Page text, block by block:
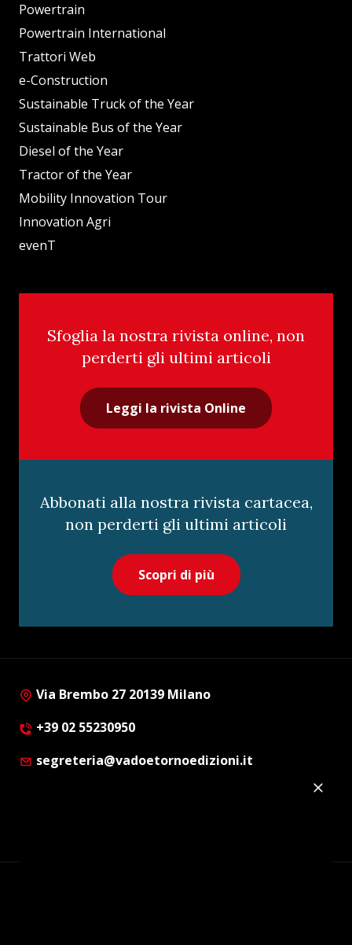
Powertrain
Powertrain International
Trattori Web
e-Construction
Sustainable Truck of the Year
Sustainable Bus of the Year
Diesel of the Year
Tractor of the Year
Mobility Innovation Tour
Innovation Agri
evenT
Sfoglia la nostra rivista online, non
perderti gli ultimi articoli
Leggi la rivista Online
Abbonati alla nostra rivista cartacea,
non perderti gli ultimi articoli
Scopri di più
Via Brembo 27 20139 Milano
+39 02 55230950
segreteria@vadoetornoedizioni.it